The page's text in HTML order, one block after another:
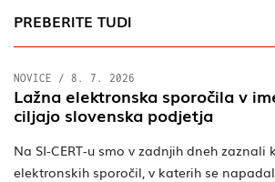
PREBERITE TUDI
NOVICE / 8. 7. 2026
Lažna elektronska sporočila v
ciljajo slovenska podjetja
Na SI-CERT-u smo v zadnjih dneh
elektronskih sporočil, v katerih se